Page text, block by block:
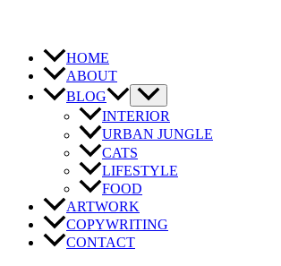
HOME
ABOUT
BLOG
INTERIOR
URBAN JUNGLE
CATS
LIFESTYLE
FOOD
ARTWORK
COPYWRITING
CONTACT